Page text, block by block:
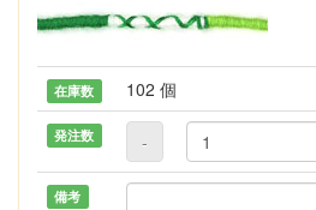
在庫数 102 個
発注数 -
備考